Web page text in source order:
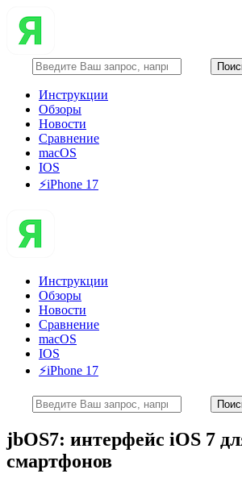
Инструкции
Обзоры
Новости
Сравнение
macOS
IOS
⚡️iPhone 17
Инструкции
Обзоры
Новости
Сравнение
macOS
IOS
⚡️iPhone 17
jbOS7: интерфейс iOS 7
смартфонов